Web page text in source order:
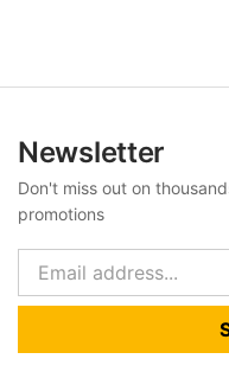
Newsletter
Don't miss out on
promotions